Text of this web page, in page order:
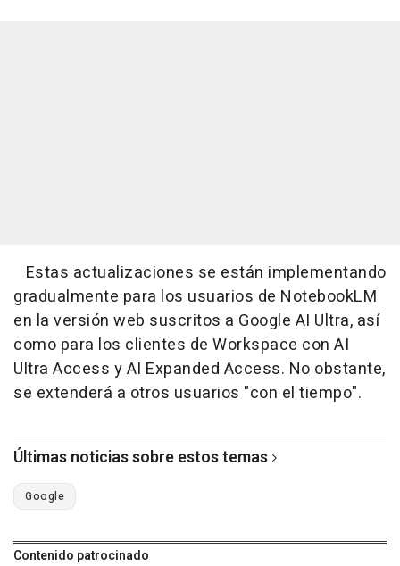
Estas actualizaciones se están implementando
gradualmente para los usuarios de NotebookLM
en la versión web suscritos a Google AI Ultra, así
como para los clientes de Workspace con AI
Ultra Access y AI Expanded Access. No obstante,
se extenderá a otros usuarios "con el tiempo".
Últimas noticias sobre estos temas
Google
Contenido patrocinado